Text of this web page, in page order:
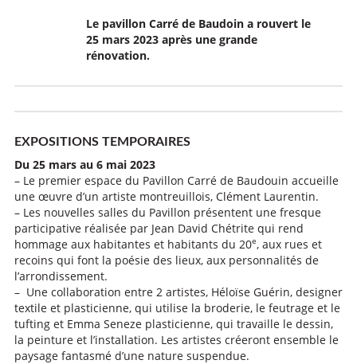
Le pavillon Carré de Baudoin a rouvert le
25 mars 2023 après une grande
rénovation.
EXPOSITIONS TEMPORAIRES
Du 25 mars au 6 mai 2023
– Le premier espace du Pavillon Carré de Baudouin accueille
une œuvre d’un artiste montreuillois, Clément Laurentin.
– Les nouvelles salles du Pavillon présentent une fresque
participative réalisée par Jean David Chétrite qui rend
hommage aux habitantes et habitants du 20e, aux rues et
recoins qui font la poésie des lieux, aux personnalités de
l’arrondissement.
– Une collaboration entre 2 artistes, Héloïse Guérin, designer
textile et plasticienne, qui utilise la broderie, le feutrage et le
tufting et Emma Seneze plasticienne, qui travaille le dessin,
la peinture et l’installation. Les artistes créeront ensemble le
paysage fantasmé d’une nature suspendue.